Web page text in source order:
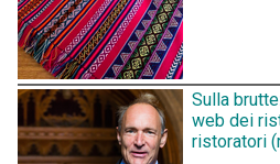
Sulla
web dei
ristoratori